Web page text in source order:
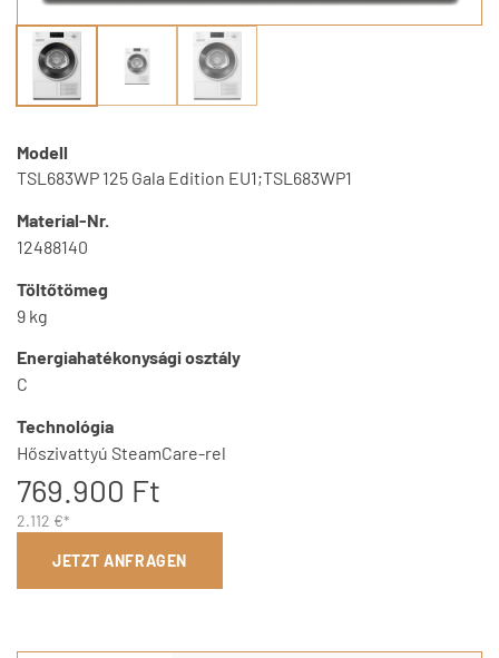
Modell
TSL683WP 125 Gala Edition EU1;TSL683WP1
Material-Nr.
12488140
Töltőtömeg
9 kg
Energiahatékonysági osztály
C
Technológia
Hőszivattyú SteamCare-rel
769.900 Ft
2.112 €*
JETZT ANFRAGEN